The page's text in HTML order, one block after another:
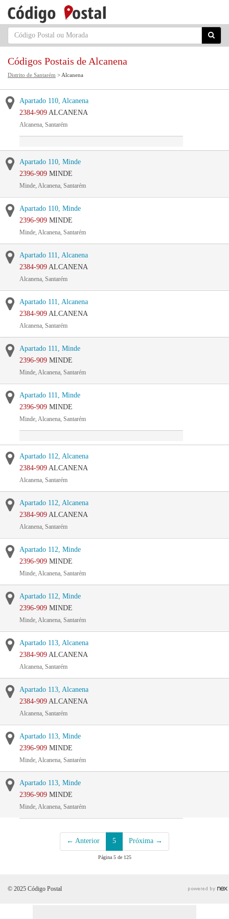
Códigos Postais de Alcanena
Distrito de Santarém > Alcanena
Apartado 110, Alcanena
2384-909 ALCANENA
Alcanena, Santarém
Apartado 110, Minde
2396-909 MINDE
Minde, Alcanena, Santarém
Apartado 110, Minde
2396-909 MINDE
Minde, Alcanena, Santarém
Apartado 111, Alcanena
2384-909 ALCANENA
Alcanena, Santarém
Apartado 111, Alcanena
2384-909 ALCANENA
Alcanena, Santarém
Apartado 111, Minde
2396-909 MINDE
Minde, Alcanena, Santarém
Apartado 111, Minde
2396-909 MINDE
Minde, Alcanena, Santarém
Apartado 112, Alcanena
2384-909 ALCANENA
Alcanena, Santarém
Apartado 112, Alcanena
2384-909 ALCANENA
Alcanena, Santarém
Apartado 112, Minde
2396-909 MINDE
Minde, Alcanena, Santarém
Apartado 112, Minde
2396-909 MINDE
Minde, Alcanena, Santarém
Apartado 113, Alcanena
2384-909 ALCANENA
Alcanena, Santarém
Apartado 113, Alcanena
2384-909 ALCANENA
Alcanena, Santarém
Apartado 113, Minde
2396-909 MINDE
Minde, Alcanena, Santarém
Apartado 113, Minde
2396-909 MINDE
Minde, Alcanena, Santarém
← Anterior 5 Próxima →
Página 5 de 125
© 2025 Código Postal